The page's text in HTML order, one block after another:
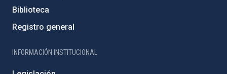
Biblioteca
Registro general
INFORMACIÓN INSTITUCIONAL